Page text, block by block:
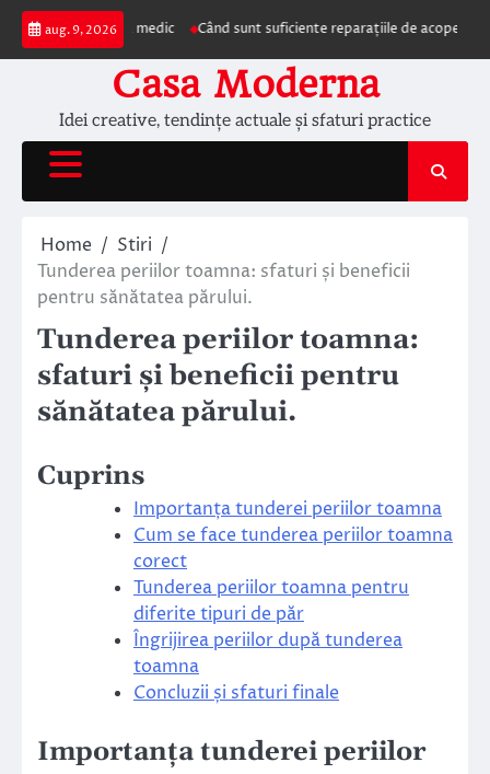
Skip
content
aug. 9, 2026
la medic Când sunt suficiente reparațiile de acoperiș și când
Casa Moderna
Idei creative, tendințe actuale și sfaturi practice
Home
Stiri
Tunderea periilor toamna: sfaturi și beneficii
pentru sănătatea părului.
Tunderea periilor toamna:
sfaturi și beneficii pentru
sănătatea părului.
Cuprins
Importanța tunderei periilor toamna
Cum se face tunderea periilor toamna
corect
Tunderea periilor toamna pentru
diferite tipuri de păr
Îngrijirea periilor după tunderea
toamna
Concluzii și sfaturi finale
Importanța tunderei periilor